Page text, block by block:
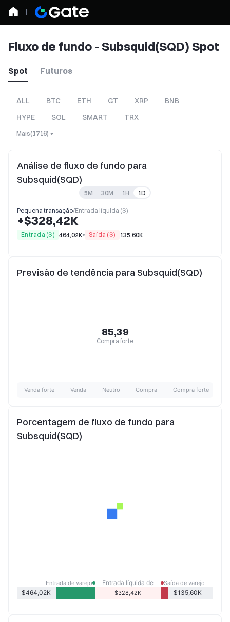
Fluxo de fundo - Subsquid(SQD) Spot
Spot Futuros
ALL BTC ETH GT XRP
BNB
HYPE
SOL SMART TRX
Mais(1716)
Análise de fluxo de fundo para
Subsquid(SQD)
5M 30M 1H 1D
Pequena transação/Entrada líquida ($)
+$328,42K
Entrada ($) 464,02K Saída ($) 135,60K
Previsão de tendência para Subsquid(SQD)
85,39
Compra forte
Venda forte Venda Neutro Compra Compra forte
Porcentagem de fluxo de fundo para
Subsquid(SQD)
Entrada de varejo
$464,02K
Entrada líquida de
varejo
$328,42K
Saída de varejo
$135,60K